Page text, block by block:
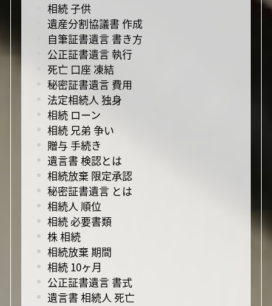
相続 子供
遺産分割協議書 作成
自筆証書遺言 書き方
公正証書遺言 執行
死亡 口座 凍結
秘密証書遺言 費用
法定相続人 独身
相続 ローン
相続 兄弟 争い
贈与 手続き
遺言書 検認とは
相続放棄 限定承認
秘密証書遺言 とは
相続人 順位
相続 必要書類
株 相続
相続放棄 期間
相続 10ヶ月
公正証書遺言 書式
遺言書 相続人 死亡